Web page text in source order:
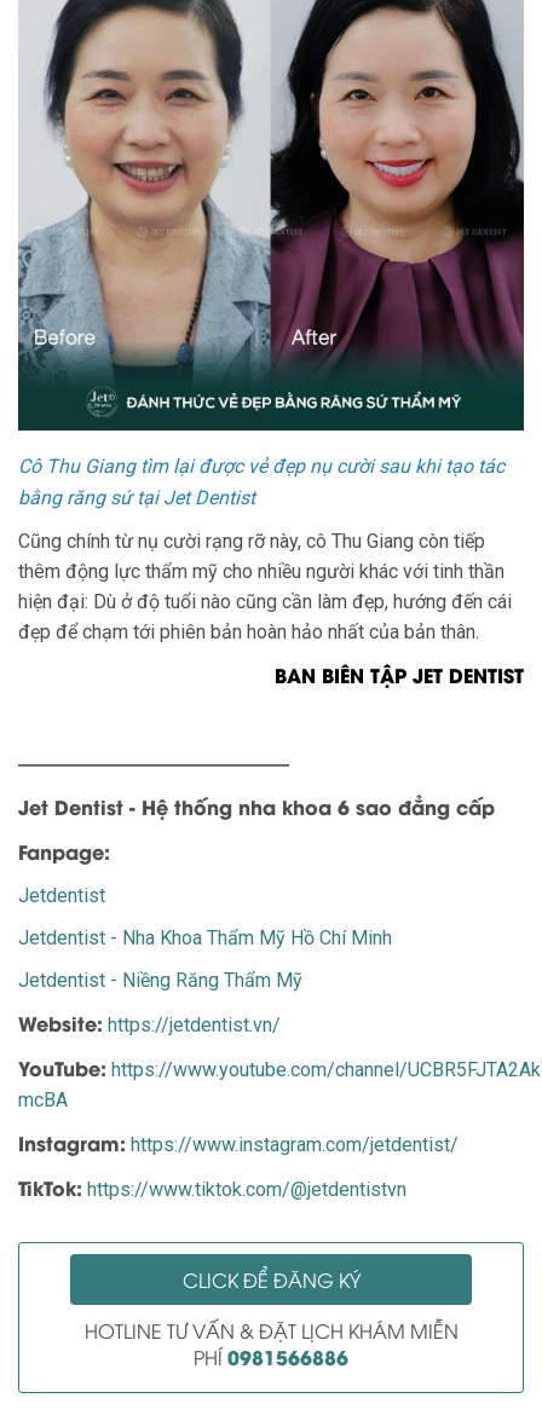
Cô Thu Giang tìm lại được vẻ đẹp nụ cười sau khi tạo tác
bằng răng sứ tại Jet Dentist
Cũng chính từ nụ cười rạng rỡ này, cô Thu Giang còn tiếp
thêm động lực thẩm mỹ cho nhiều người khác với tinh thần
hiện đại: Dù ở độ tuổi nào cũng cần làm đẹp, hướng đến cái
đẹp để chạm tới phiên bản hoàn hảo nhất của bản thân.
BAN BIÊN TẬP JET DENTIST
——————————————
Jet Dentist - Hệ thống nha khoa 6 sao đẳng cấp
Fanpage:
Jetdentist
Jetdentist - Nha Khoa Thẩm Mỹ Hồ Chí Minh
Jetdentist - Niềng Răng Thẩm Mỹ
Website: https://jetdentist.vn/
YouTube: https://www.youtube.com/channel/
mcBA
Instagram: https://www.instagram.com/jetdentist/
TikTok: https://www.tiktok.com/@jetdentistvn
CLICK ĐỂ ĐĂNG KÝ
HOTLINE TƯ VẤN & ĐẶT LỊCH KHÁM MIỄN
PHÍ0981566886